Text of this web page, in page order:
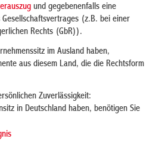
und gegebenenfalls eine
(z.B. bei einer
Rechts (GbR)).
im Ausland haben,
aus diesem Land, die die Rechtsform
Zuverlässigkeit:
in Deutschland haben, benötigen Sie